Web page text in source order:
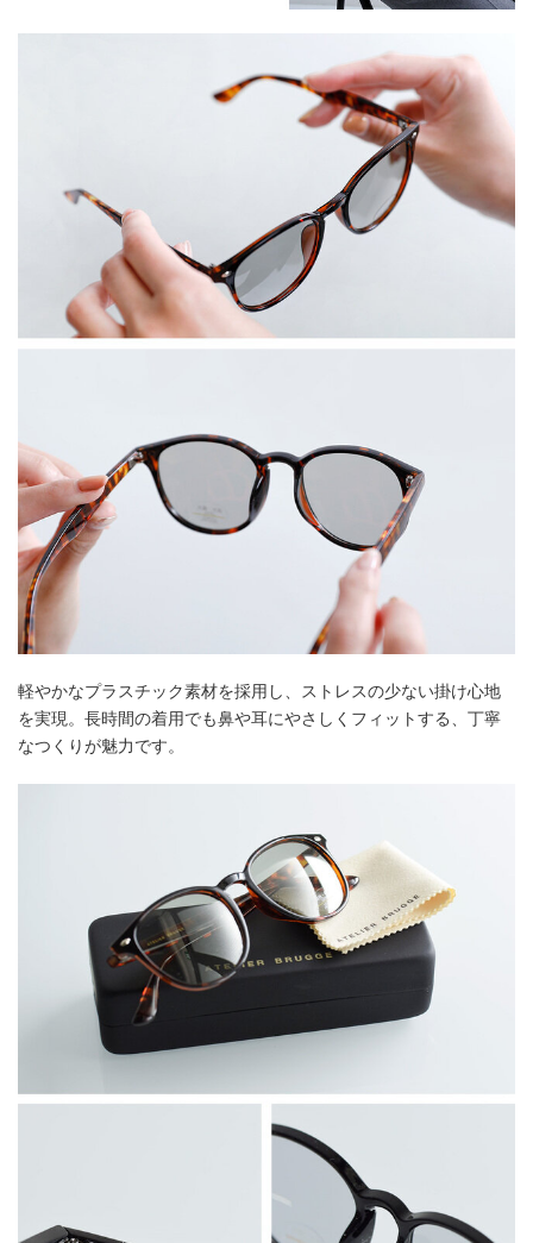
軽やかなプラスチック素材を採用し、ストレスの少ない掛け心地
を実現。長時間の着用でも鼻や耳にやさしくフィットする、丁寧
なつくりが魅力です。